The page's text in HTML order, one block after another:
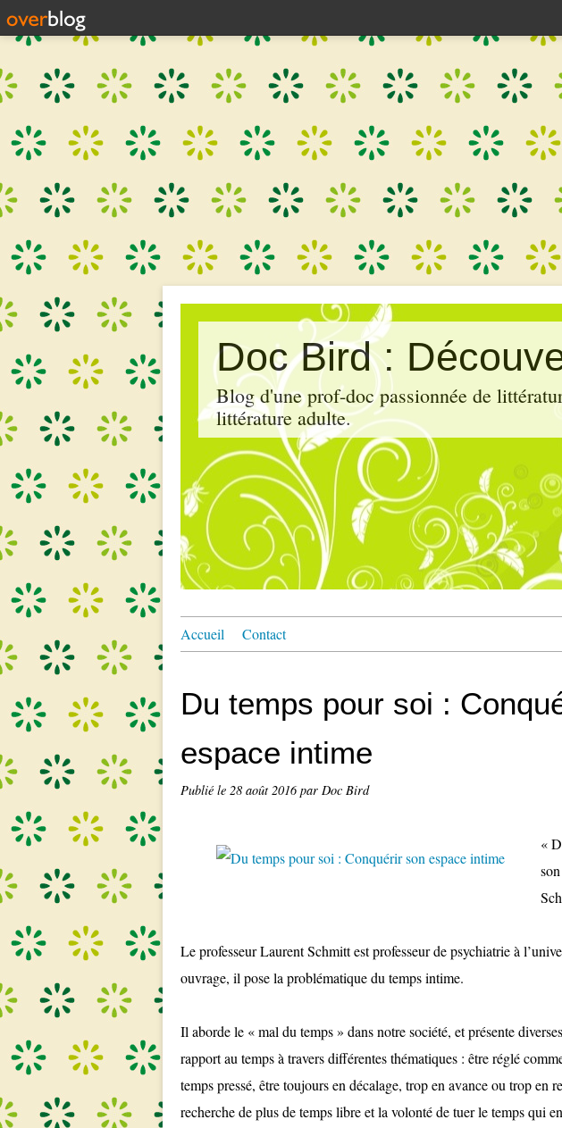
Doc Bird :
Blog d'une prof-doc passionnée de
littérature adulte.
Accueil Contact
Du temps pour soi :
espace intime
Publié le 28 août 2016par Doc Bird
«
Le professeur Laurent Schmitt est professeur de psychiatrie à
ouvrage, il pose la problématique du temps intime.
Il aborde le « mal du temps » dans notre société, et présente
rapport au temps à travers différentes thématiques : être réglé
temps pressé, être toujours en décalage, trop en avance ou trop en
recherche de plus de temps libre et la volonté de tuer le temps qui